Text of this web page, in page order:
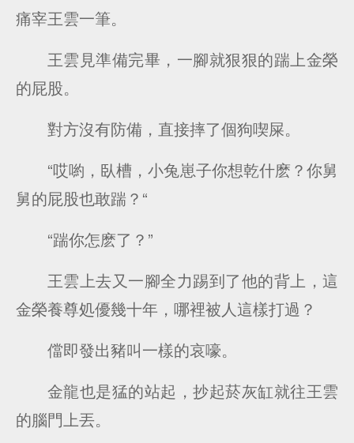
痛宰王雲一筆。
王雲見準備完畢，一腳就狠狠的踹上金榮
的屁股。
對方沒有防備，直接摔了個狗喫屎。
“哎喲，臥槽，小兔崽子你想乾什麽？你舅
舅的屁股也敢踹？“
“踹你怎麽了？”
王雲上去又一腳全力踢到了他的背上，這
金榮養尊処優幾十年，哪裡被人這樣打過？
儅即發出豬叫一樣的哀嚎。
金龍也是猛的站起，抄起菸灰缸就往王雲
的腦門上丟。